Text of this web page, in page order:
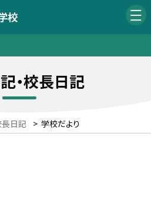
校
・校長日記
長日記 > 学校だより